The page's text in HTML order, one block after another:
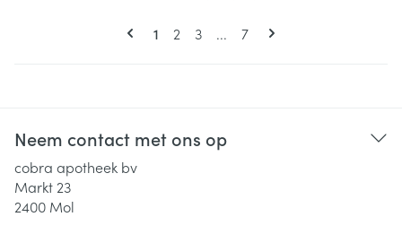
Pagina's
U lees momenteel pagina
1 Pagina
2 Pagina
3 ... Pagina
7
Neem contact met ons op
cobra apotheek bv
Markt 23
2400 Mol